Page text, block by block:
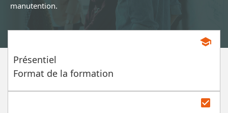
manutention.
Présentiel
Format de la formation
school
check_box